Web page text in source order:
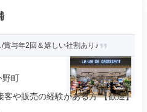
賞与年2回＆嬉しい社割あり♪
野町
や販売の経験がある方 【歓迎】